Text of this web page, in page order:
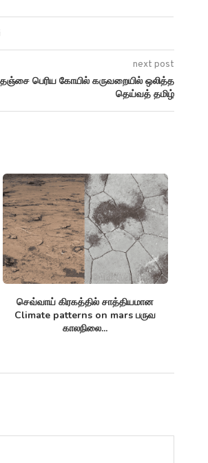
next post
பெரிய கோயில் கருவறையில் ஒலித்த
தெய்வத் தமிழ்
செவ்வாய் கிரகத்தில் சாத்தியமான
Climate patterns on mars பருவ
காலநிலை...